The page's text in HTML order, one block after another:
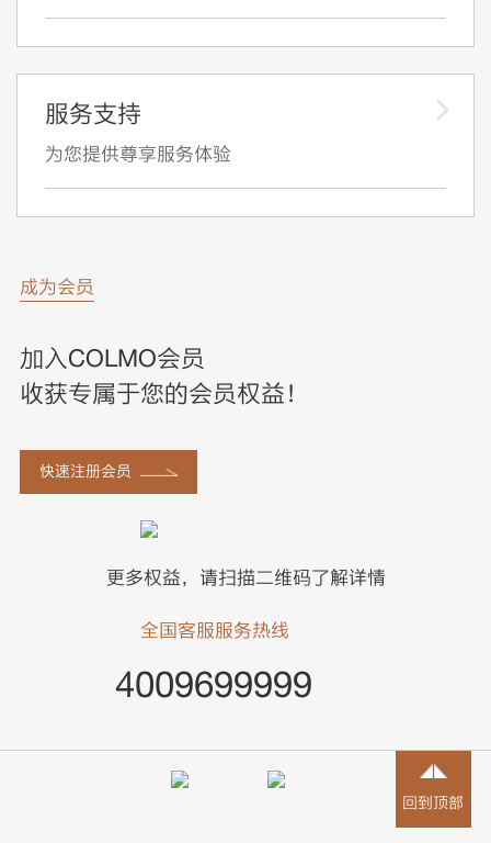
服务支持
为您提供尊享服务体验
成为会员
加入COLMO会员
收获专属于您的会员权益！
快速注册会员
全国客服服务热线
4009699999
更多权益，请扫描二维码了解详情
回到顶部